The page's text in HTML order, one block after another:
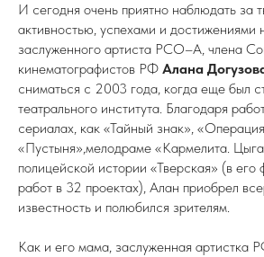
И сегодня очень приятно наблюдать за
активностью, успехами и достижениями
заслуженного артиста РСО–А, члена
кинематографистов РФ Алана
сниматься с 2003 года, когда еще был
театрального института. Благодаря
сериалах, как «Тайный знак»,
«Пустыня»,мелодраме «Кармелита.
полицейской истории «Тверская» (в
работ в 32 проектах), Алан приобрел
известность и полюбился зрителям.
Как и его мама, заслуженная артистка